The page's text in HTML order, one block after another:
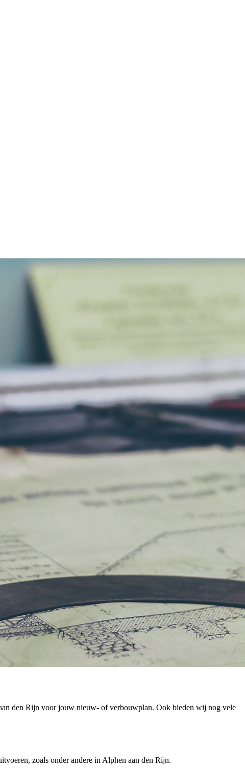
den Rijn voor jouw nieuw- of verbouwplan. Ook bieden wij nog vele
zoals onder andere in Alphen aan den Rijn.